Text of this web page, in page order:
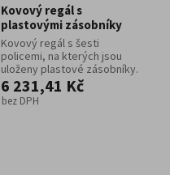
Kovový regál s
plastovými zásobníky
Kovový regál s šesti
policemi, na kterých jsou
uloženy plastové zásobníky.
6 231,41 Kč
bez DPH